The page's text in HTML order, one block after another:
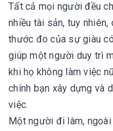
Tất cả mọi người đều
nhiều tài sản, tuy
thước đo của sự giàu
giúp một người duy trì
khi họ không làm việc
chính bạn xây dựng và
việc.
Một người đi làm,